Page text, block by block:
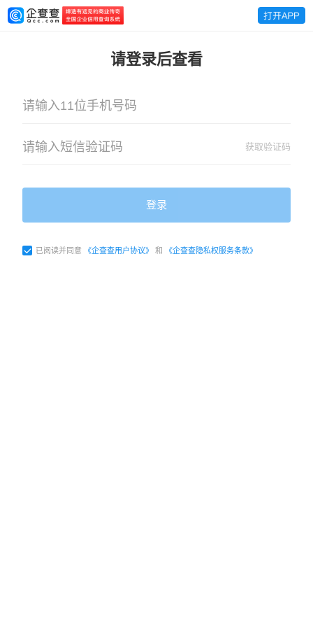
请登录后查看
获取验证码
登录
已阅读并同意 《企查查用户协议》 和 《企查查隐私权服务条款》